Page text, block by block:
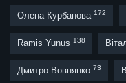
Олена Курбанова 172
Ramis Yunus 138
Дмитро Вовнянко 73